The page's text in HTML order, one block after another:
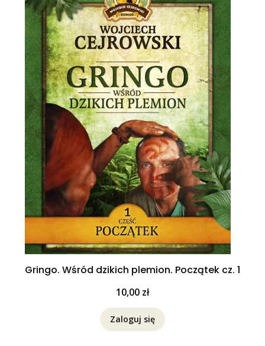
Gringo. Wśród dzikich plemion. Początek cz. 1
Cena
10,00 zł
Zaloguj się